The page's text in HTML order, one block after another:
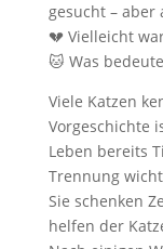
gesucht –
💔 Vielleicht
🐱 Was
Viele Katzen
Vorgeschichte
Leben bereits
Trennung
Sie schenken
helfen der